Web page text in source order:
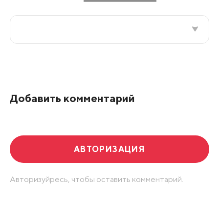
Добавить комментарий
АВТОРИЗАЦИЯ
Авторизуйресь, чтобы оставить комментарий.